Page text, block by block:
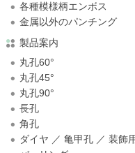
各種模様柄エンボス
金属以外のパンチング
製品案内
丸孔60°
丸孔45°
丸孔90°
長孔
角孔
ダイヤ ／ 亀甲孔 ／ 装飾